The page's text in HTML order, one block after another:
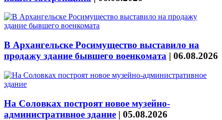
В Архангельске Росимущество выставило на
продажу здание бывшего военкомата | 06.08.2026
На Соловках построят новое музейно-
административное здание | 05.08.2026